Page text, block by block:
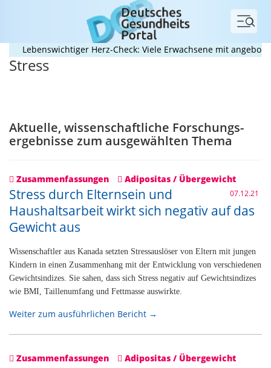
Menü
Lebenswichtiger Herz-Check: Viele Erwachsene mit
Stress
Aktuelle, wissenschaftliche Forschungs­
ergebnisse zum ausgewählten Thema
Zusammenfassungen Adipositas / Übergewicht
07.12.21
Stress durch Elternsein und
Haushaltsarbeit wirkt sich negativ auf das
Gewicht aus
Wissenschaftler aus Kanada setzten Stressauslöser von Eltern mit jungen
Kindern in einen Zusammenhang mit der Entwicklung von verschiedenen
Gewichtsindizes. Sie sahen, dass sich Stress negativ auf Gewichtsindizes
wie BMI, Taillenumfang und Fettmasse auswirkte.
Weiter zum ausführlichen Bericht →
Zusammenfassungen Adipositas / Übergewicht